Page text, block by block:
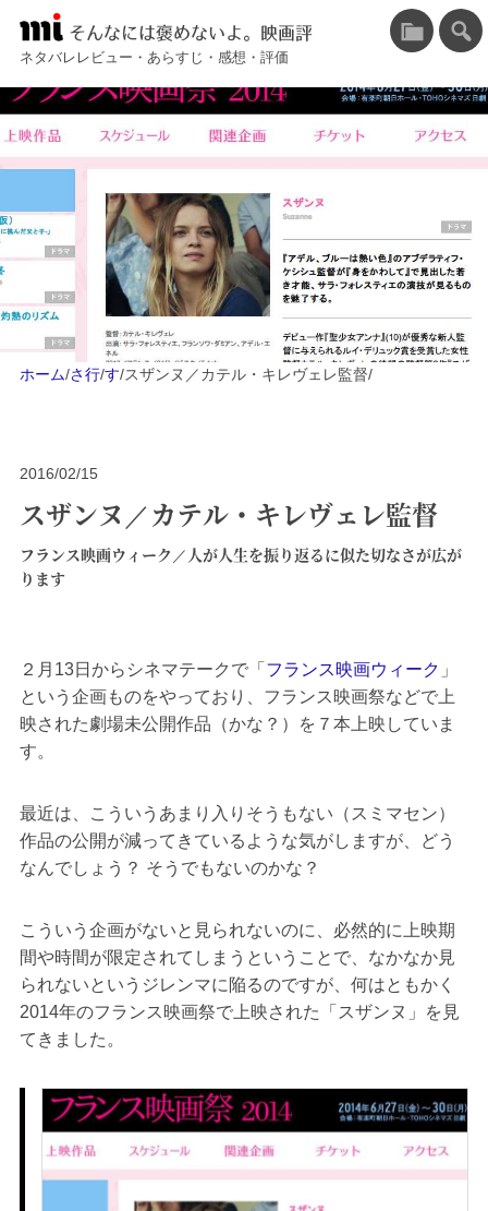
そんなには褒めないよ。映画評
ネタバレレビュー・あらすじ・感想・評価
ホーム/さ行/す/スザンヌ／カテル・キレヴェレ監督/
2016/02/15
スザンヌ／カテル・キレヴェレ監督
フランス映画ウィーク／人が人生を振り返るに似た切なさが広が
ります
２月13日からシネマテークで「 フランス映画ウィーク 」
という企画ものをやっており、フランス映画祭などで上
映された劇場未公開作品（かな？）を７本上映していま
す。
最近は、こういうあまり入りそうもない（スミマセン）
作品の公開が減ってきているような気がしますが、どう
なんでしょう？ そうでもないのかな？
こういう企画がないと見られないのに、必然的に上映期
間や時間が限定されてしまうということで、なかなか見
られないというジレンマに陥るのですが、何はともかく
2014年のフランス映画祭で上映された「スザンヌ」を見
てきました。